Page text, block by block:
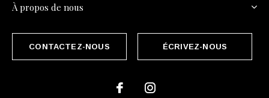
À propos de nous
CONTACTEZ-NOUS ÉCRIVEZ-NOUS